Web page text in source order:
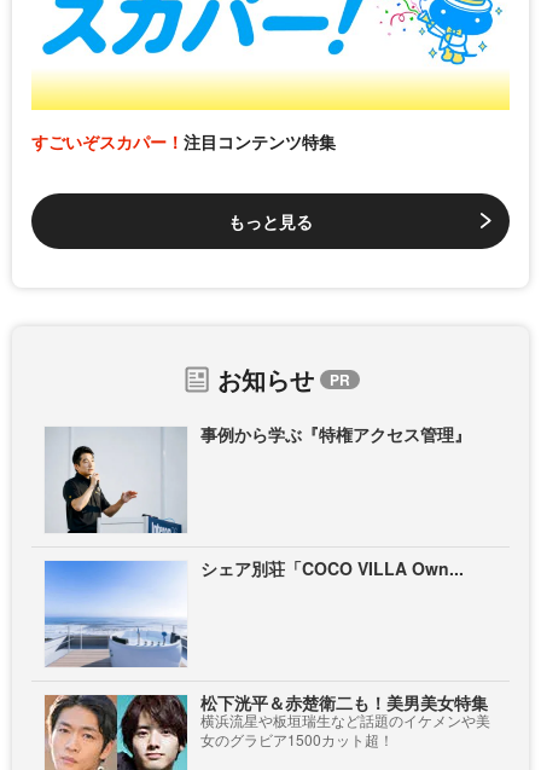
すごいぞスカパー！ 注目コンテンツ特集
もっと見る
お知らせ
事例から学ぶ『特権アクセス管理』
シェア別荘「COCO VILLA Own...
松下洸平＆赤楚衛二も！美男美女特集
横浜流星や板垣瑞生など話題のイケメンや美
女のグラビア1500カット超！